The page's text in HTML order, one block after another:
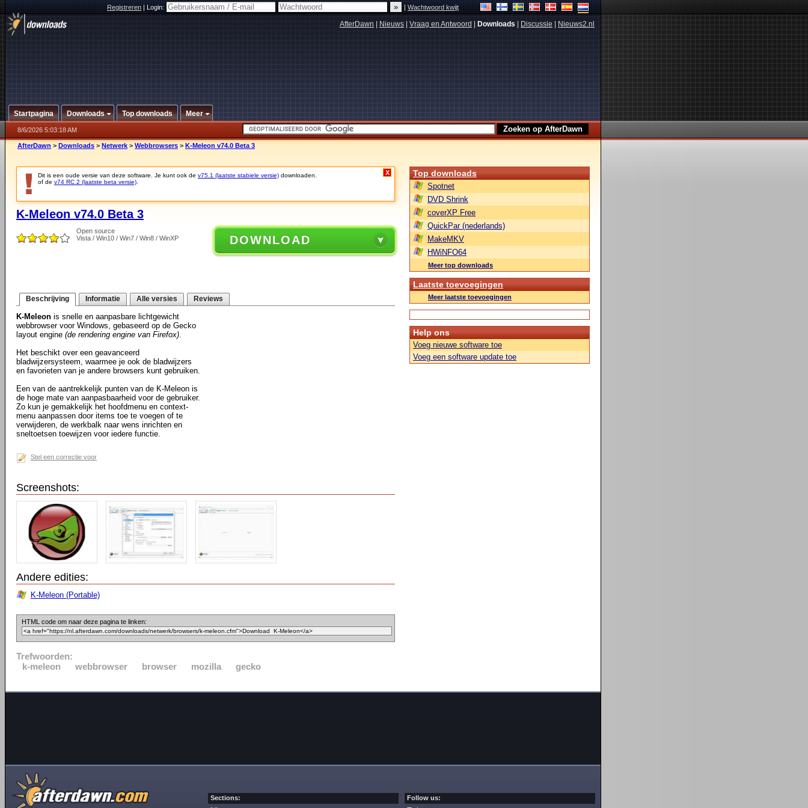
Registreren|Login: |Wachtwoord kwijt
AfterDawn Nieuws Vraag en Antwoord Downloads Discussie Nieuws2.nl
Startpagina Downloads Top downloads Meer
8/6/2026 5:03:18 AM
AfterDawn > Downloads > Netwerk > Webbrowsers > K-Meleon v74.0 Beta 3
Dit is een oude versie van deze software. Je kunt ook de v75.1 (laatste stabiele versie) downloaden.
of de v74 RC 2 (laatste beta versie)
X
K-Meleon v74.0 Beta 3
Open source
Vista / Win10 / Win7 / Win8 / WinXP
DOWNLOAD
Beschrijving Informatie Alle versies Reviews
K-Meleon is snelle en aanpasbare lichtgewicht
webbrowser voor Windows, gebaseerd op de Gecko
layout engine (de rendering engine van Firefox).
Het beschikt over een geavanceerd
bladwijzersysteem, waarmee je ook de bladwijzers
en favorieten van je andere browsers kunt gebruiken.
Een van de aantrekkelijk punten van de K-Meleon is
de hoge mate van aanpasbaarheid voor de gebruiker.
Zo kun je gemakkelijk het hoofdmenu en context-
menu aanpassen door items toe te voegen of te
verwijderen, de werkbalk naar wens inrichten en
sneltoetsen toewijzen voor iedere functie.
Stel een correctie voor
Screenshots:
Andere edities:
K-Meleon (Portable)
HTML code om naar deze pagina te linken:
Trefwoorden:
k-meleon
webbrowser browser mozilla gecko
Top downloads
Spotnet
DVD Shrink
coverXP Free
QuickPar (nederlands)
MakeMKV
HWiNFO64
Meer top downloads
Laatste toevoegingen
Meer laatste toevoegingen
Help ons
Voeg nieuwe software toe
Voeg een software update toe
Sections: Follow us: